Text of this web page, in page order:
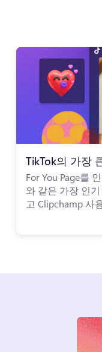
TikTok의 가장
For You Page를
와 같은 가장 인
고 Clipchamp 사